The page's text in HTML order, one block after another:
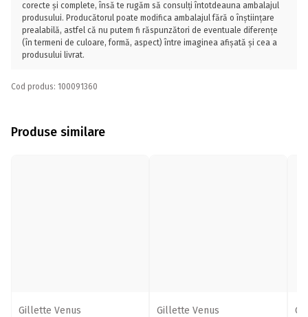
corecte și complete, însă te rugăm să consulți întotdeauna ambalajul
produsului. Producătorul poate modifica ambalajul fără o înștiințare
prealabilă, astfel că nu putem fi răspunzători de eventuale diferențe
(în termeni de culoare, formă, aspect) între imaginea afișată și cea a
produsului livrat.
Cod produs: 100091360
Produse similare
Gillette Venus
Gillette Venus